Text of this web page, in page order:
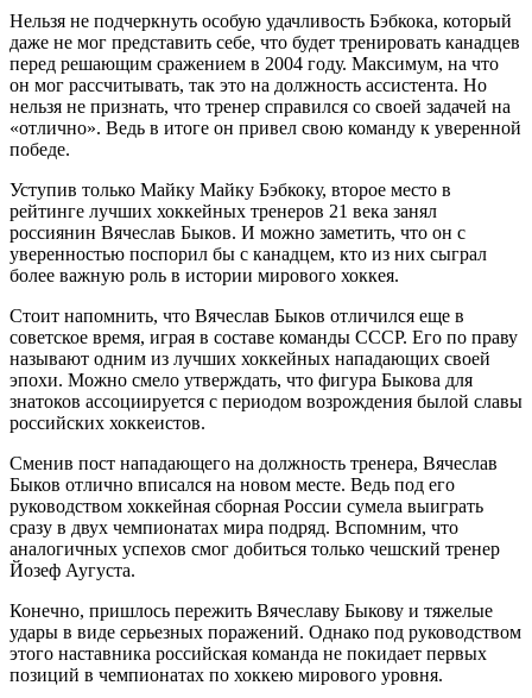
Нельзя не подчеркнуть особую удачливость Бэбкока, который
даже не мог представить себе, что будет тренировать канадцев
перед решающим сражением в 2004 году. Максимум, на что
он мог рассчитывать, так это на должность ассистента. Но
нельзя не признать, что тренер справился со своей задачей на
«отлично». Ведь в итоге он привел свою команду к уверенной
победе.
Уступив только Майку Майку Бэбкоку, второе место в
рейтинге лучших хоккейных тренеров 21 века занял
россиянин Вячеслав Быков. И можно заметить, что он с
уверенностью поспорил бы с канадцем, кто из них сыграл
более важную роль в истории мирового хоккея.
Стоит напомнить, что Вячеслав Быков отличился еще в
советское время, играя в составе команды СССР. Его по праву
называют одним из лучших хоккейных нападающих своей
эпохи. Можно смело утверждать, что фигура Быкова для
знатоков ассоциируется с периодом возрождения былой славы
российских хоккеистов.
Сменив пост нападающего на должность тренера, Вячеслав
Быков отлично вписался на новом месте. Ведь под его
руководством хоккейная сборная России сумела выиграть
сразу в двух чемпионатах мира подряд. Вспомним, что
аналогичных успехов смог добиться только чешский тренер
Йозеф Аугуста.
Конечно, пришлось пережить Вячеславу Быкову и тяжелые
удары в виде серьезных поражений. Однако под руководством
этого наставника российская команда не покидает первых
позиций в чемпионатах по хоккею мирового уровня.